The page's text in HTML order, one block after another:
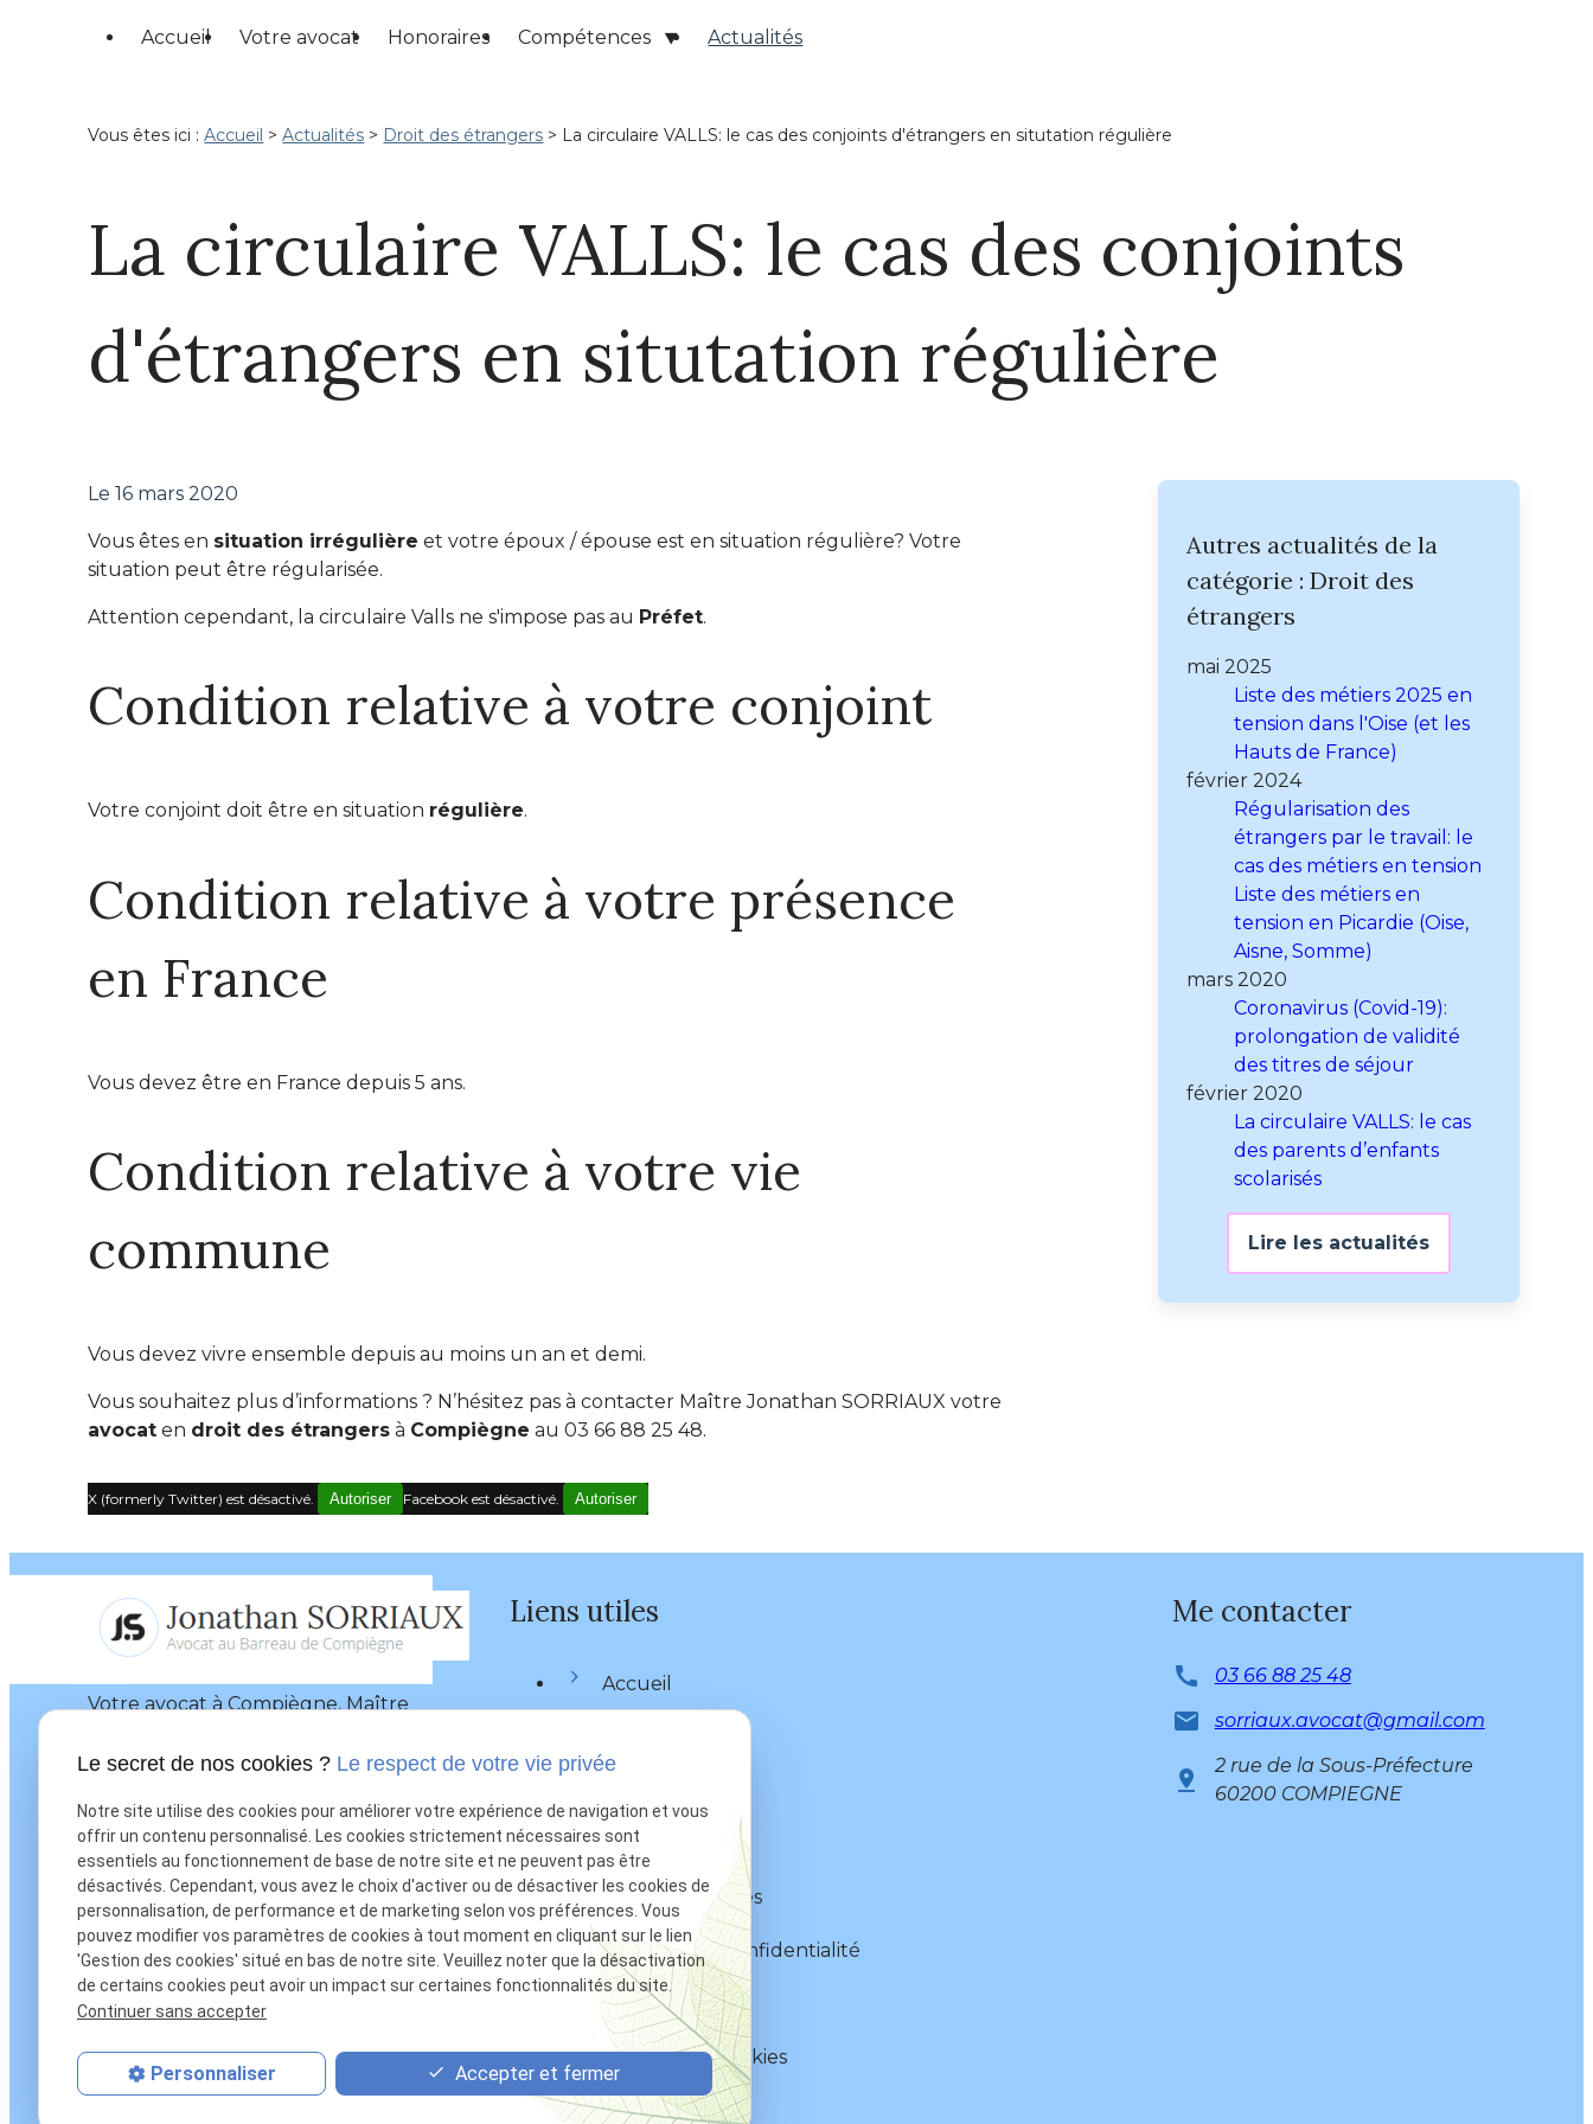
Accueil Votre avocat Honoraires Compétences Actualités
Vous êtes ici : Accueil >Actualités > Droit des étrangers > La circulaire VALLS: le cas des conjoints d'étrangers en situtation régulière
La circulaire VALLS: le cas des conjoints
d'étrangers en situtation régulière
Le16 mars 2020
Vous êtes en situation irrégulière et votre époux / épouse est en situation régulière? Votre
situation peut être régularisée.
Attention cependant, la circulaire Valls ne s'impose pas au Préfet.
Condition relative à votre conjoint
Votre conjoint doit être en situation régulière.
Condition relative à votre présence
en France
Vous devez être en France depuis 5 ans.
Condition relative à votre vie
commune
Vous devez vivre ensemble depuis au moins un an et demi.
Vous souhaitez plus d’informations ? N’hésitez pas à contacter Maître Jonathan SORRIAUX votre
avocat en droit des étrangers à Compiègne au 03 66 88 25 48.
X (formerly Twitter) est désactivé. Autoriser Facebook est désactivé. Autoriser
Autres actualités de la
catégorie : Droit des
étrangers
mai 2025
Liste des métiers 2025 en
tension dans l'Oise (et les
Hauts de France)
février 2024
Régularisation des
étrangers par le travail: le
cas des métiers en tension
Liste des métiers en
tension en Picardie (Oise,
Aisne, Somme)
mars 2020
Coronavirus (Covid-19):
prolongation de validité
des titres de séjour
février 2020
La circulaire VALLS: le cas
des parents d’enfants
scolarisés
Lire les actualités
Votre avocat à Compiègne, Maître
grandes études qui se sont
concrétisées par des diplômes de
haut niveau.
Liens utiles
Accueil
Contact
Mentions légales
Politique de confidentialité
Plan du site
Gestion des cookies
Me contacter
call 03 66 88 25 48
mail sorriaux.avocat@gmail.com
pin_drop
2 rue de la Sous-Préfecture
60200 COMPIEGNE
Le secret de nos cookies ? Le respect de votre vie privée
Notre site utilise des cookies pour améliorer votre expérience de navigation et vous
offrir un contenu personnalisé. Les cookies strictement nécessaires sont
essentiels au fonctionnement de base de notre site et ne peuvent pas être
désactivés. Cependant, vous avez le choix d'activer ou de désactiver les cookies de
personnalisation, de performance et de marketing selon vos préférences. Vous
pouvez modifier vos paramètres de cookies à tout moment en cliquant sur le lien
'Gestion des cookies' situé en bas de notre site. Veuillez noter que la désactivation
de certains cookies peut avoir un impact sur certaines fonctionnalités du site.
Continuer sans accepter
Personnaliser Accepter et fermer